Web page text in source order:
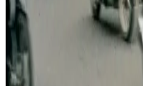
Kadınlar için Columbia mont
tarzınıza uygun seçimler ve
şıklık ve fonksiyonellik sunar.
Kadın Süet Nubuk
Arada Sunan Kış